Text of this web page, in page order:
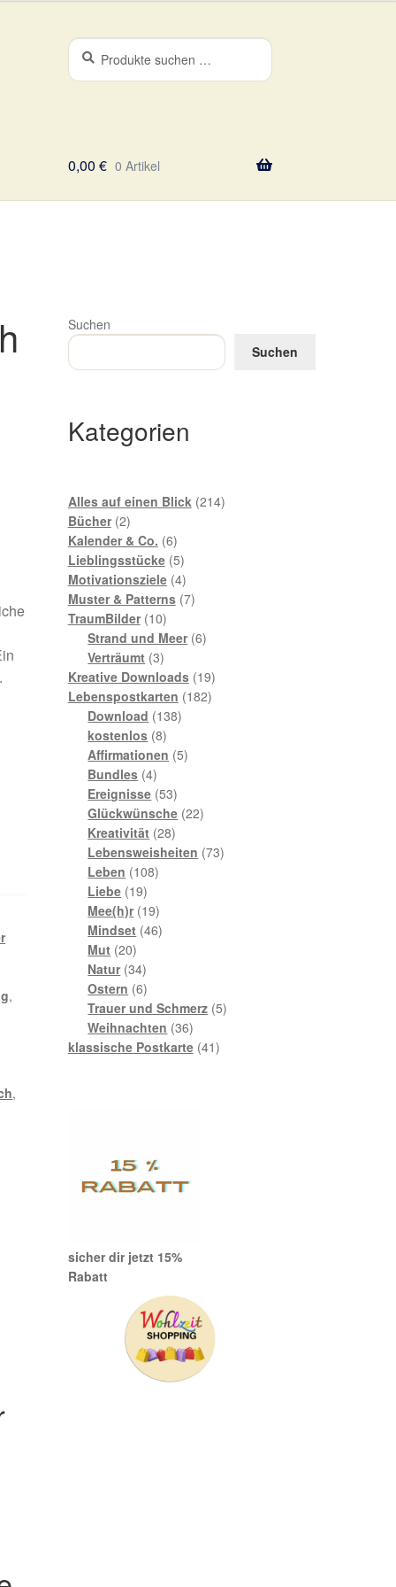
Suchen
nach:
Suchen
0,00 € 0 Artikel
,
,
Suchen
Suchen
Kategorien
Alles auf einen Blick 214214
Bücher 22
Produkte
Kalender & Co. 66
Produkte
Lieblingsstücke 55
Produkte
Motivationsziele 44
Produkte
Muster & Patterns 77
TraumBilder 1010
Produkte
Strand und Meer 66
Verträumt 33
Produkte
Kreative Downloads 1919
Produkte
Lebenspostkarten 182182
Download 138138
kostenlos 88
Produkte
Affirmationen 55
Bundles 44
Produkte
Ereignisse 5353
Produkte
Glückwünsche 2222
Kreativität 2828
Produkte
Lebensweisheiten 7373
Leben 108108
Liebe 1919
Produkte
Mee(h)r 1919
Produkte
Mindset 4646
Mut 2020
Produkte
Natur 3434
Produkte
Ostern 66
Produkte
Trauer und Schmerz 55
Weihnachten 3636
Produkte
klassische Postkarte 4141
sicher dir jetzt 15%
Rabatt